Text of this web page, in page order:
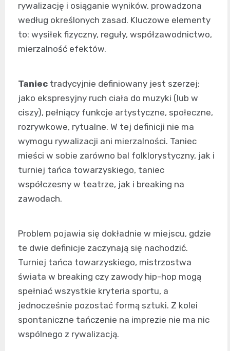
rywalizację i osiąganie wyników, prowadzona
według określonych zasad. Kluczowe elementy
to: wysiłek fizyczny, reguły, współzawodnictwo,
mierzalność efektów.
Taniec tradycyjnie definiowany jest szerzej:
jako ekspresyjny ruch ciała do muzyki (lub w
ciszy), pełniący funkcje artystyczne, społeczne,
rozrywkowe, rytualne. W tej definicji nie ma
wymogu rywalizacji ani mierzalności. Taniec
mieści w sobie zarówno bal folklorystyczny, jak i
turniej tańca towarzyskiego, taniec
współczesny w teatrze, jak i breaking na
zawodach.
Problem pojawia się dokładnie w miejscu, gdzie
te dwie definicje zaczynają się nachodzić.
Turniej tańca towarzyskiego, mistrzostwa
świata w breaking czy zawody hip-hop mogą
spełniać wszystkie kryteria sportu, a
jednocześnie pozostać formą sztuki. Z kolei
spontaniczne tańczenie na imprezie nie ma nic
wspólnego z rywalizacją.